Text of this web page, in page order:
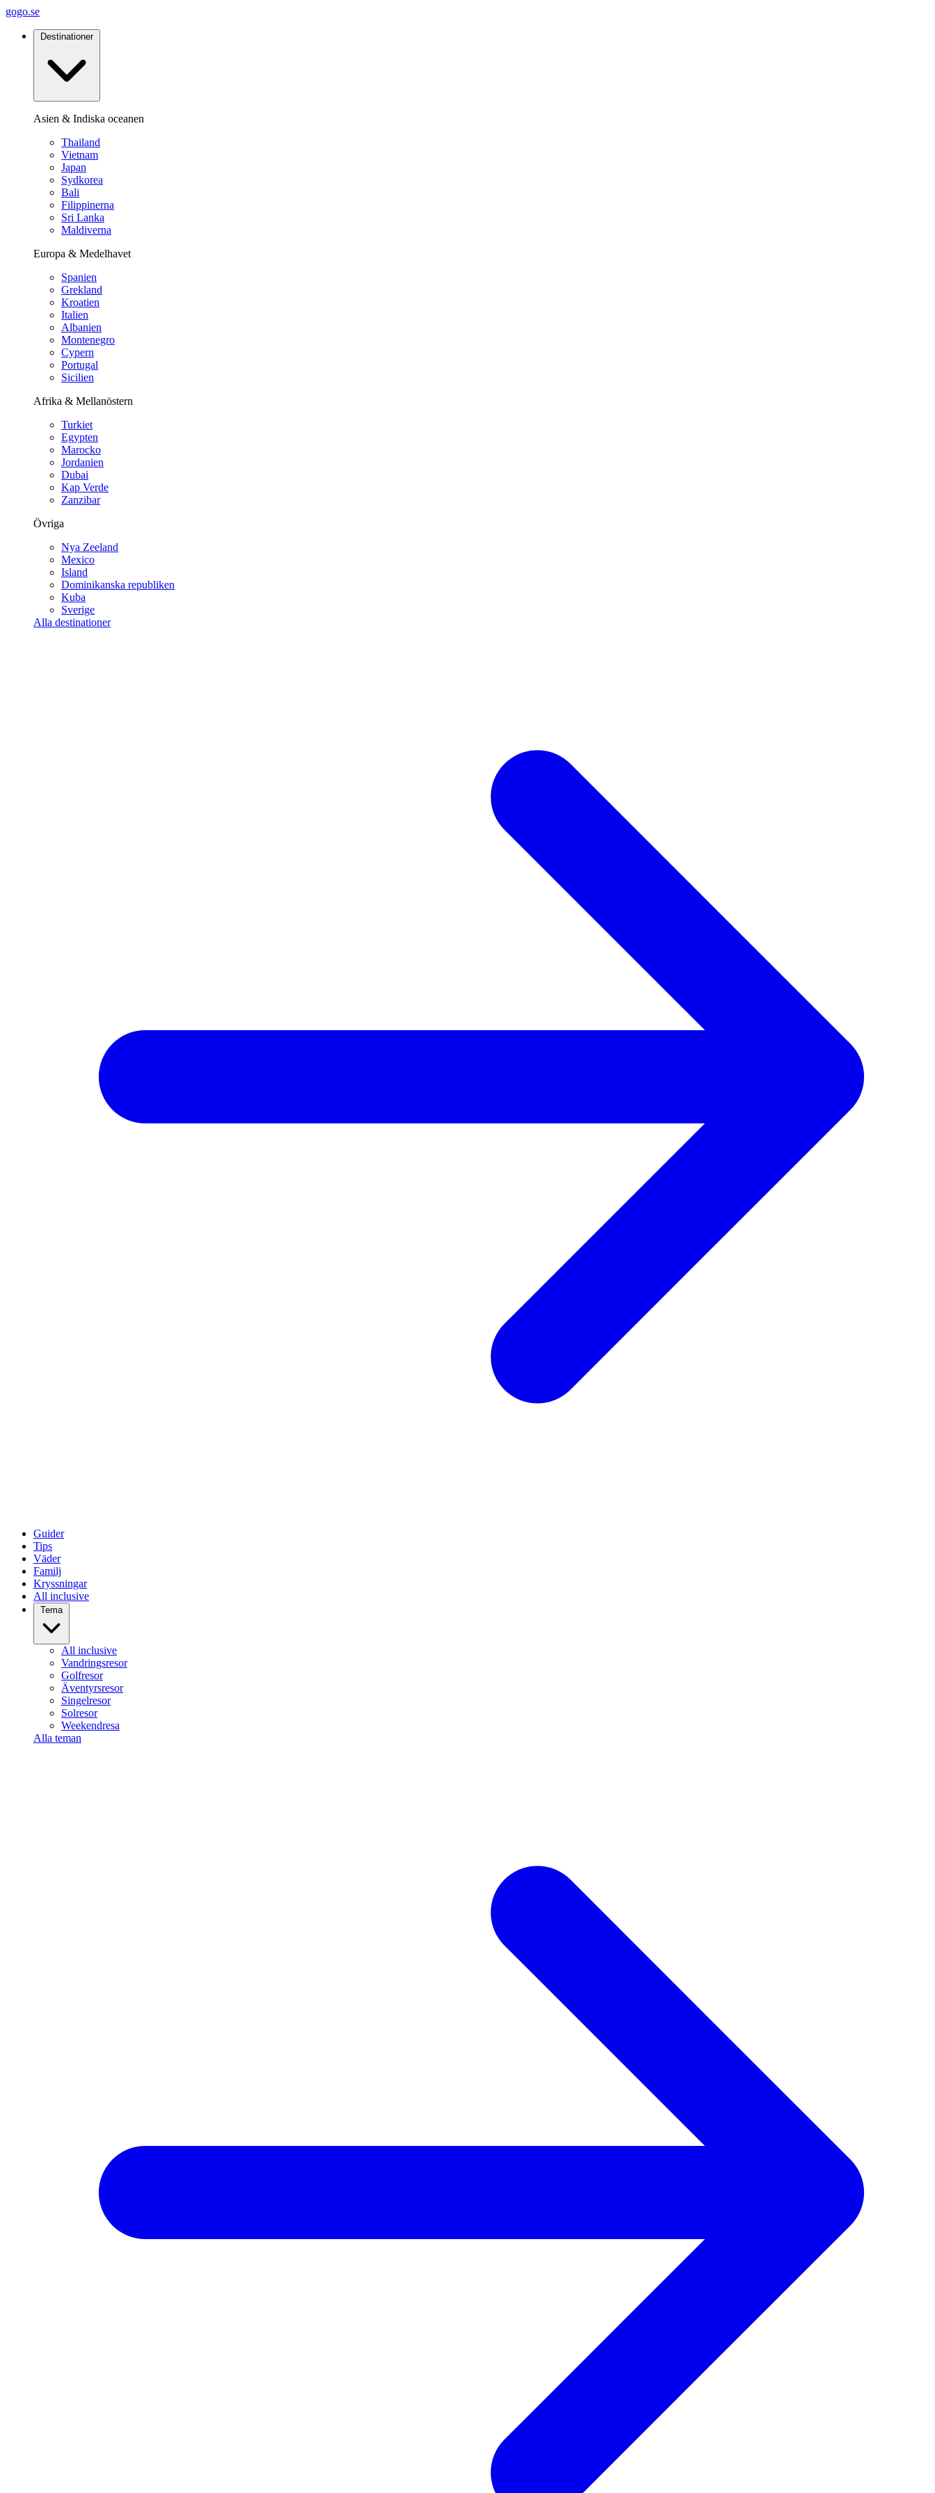
gogo.se
Destinationer
Asien & Indiska oceanen
Thailand
Vietnam
Japan
Sydkorea
Bali
Filippinerna
Sri Lanka
Maldiverna
Europa & Medelhavet
Spanien
Grekland
Kroatien
Italien
Albanien
Montenegro
Cypern
Portugal
Sicilien
Afrika & Mellanöstern
Turkiet
Egypten
Marocko
Jordanien
Dubai
Kap Verde
Zanzibar
Övriga
Nya Zeeland
Mexico
Island
Dominikanska republiken
Kuba
Sverige
Alla destinationer
Guider
Tips
Väder
Familj
Kryssningar
All inclusive
Tema
All inclusive
Vandringsresor
Golfresor
Äventyrsresor
Singelresor
Solresor
Weekendresa
Alla teman